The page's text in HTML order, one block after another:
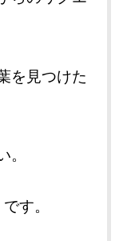
を見つけた
。
す。